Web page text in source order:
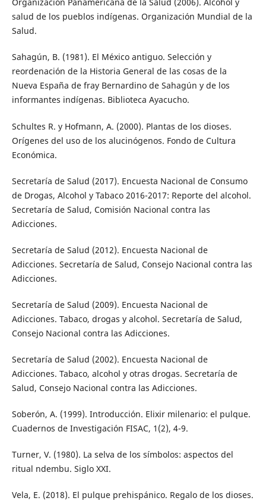
Organización Panamericana de la Salud (2006). Alcohol y
salud de los pueblos indígenas. Organización Mundial de la
Salud.
Sahagún, B. (1981). El México antiguo. Selección y
reordenación de la Historia General de las cosas de la
Nueva España de fray Bernardino de Sahagún y de los
informantes indígenas. Biblioteca Ayacucho.
Schultes R. y Hofmann, A. (2000). Plantas de los dioses.
Orígenes del uso de los alucinógenos. Fondo de Cultura
Económica.
Secretaría de Salud (2017). Encuesta Nacional de Consumo
de Drogas, Alcohol y Tabaco 2016-2017: Reporte del alcohol.
Secretaría de Salud, Comisión Nacional contra las
Adicciones.
Secretaría de Salud (2012). Encuesta Nacional de
Adicciones. Secretaría de Salud, Consejo Nacional contra las
Adicciones.
Secretaría de Salud (2009). Encuesta Nacional de
Adicciones. Tabaco, drogas y alcohol. Secretaría de Salud,
Consejo Nacional contra las Adicciones.
Secretaría de Salud (2002). Encuesta Nacional de
Adicciones. Tabaco, alcohol y otras drogas. Secretaría de
Salud, Consejo Nacional contra las Adicciones.
Soberón, A. (1999). Introducción. Elixir milenario: el pulque.
Cuadernos de Investigación FISAC, 1(2), 4-9.
Turner, V. (1980). La selva de los símbolos: aspectos del
ritual ndembu. Siglo XXI.
Vela, E. (2018). El pulque prehispánico. Regalo de los dioses.